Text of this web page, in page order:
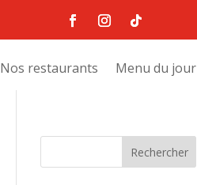
Nos restaurants Menu du jour